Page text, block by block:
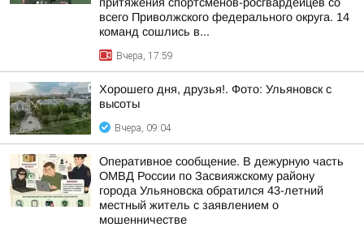
всего Приволжского федерального округа. 14
команд сошлись в...
Вчера, 17:59
Хорошего дня, друзья!. Фото: Ульяновск с
высоты
Вчера, 09:04
Оперативное сообщение. В дежурную часть
ОМВД России по Засвияжскому району
города Ульяновска обратился 43-летний
местный житель с заявлением о
мошенничестве